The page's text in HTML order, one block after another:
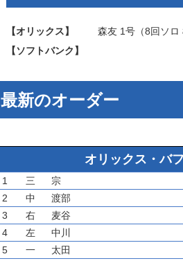
【オリックス】 森友 1号（8回ソロ
【ソフトバンク】
最新のオーダー
オリックス・バ
1 三
宗
2
中
渡部
3
右
麦谷
4
左
中川
5
一
太田